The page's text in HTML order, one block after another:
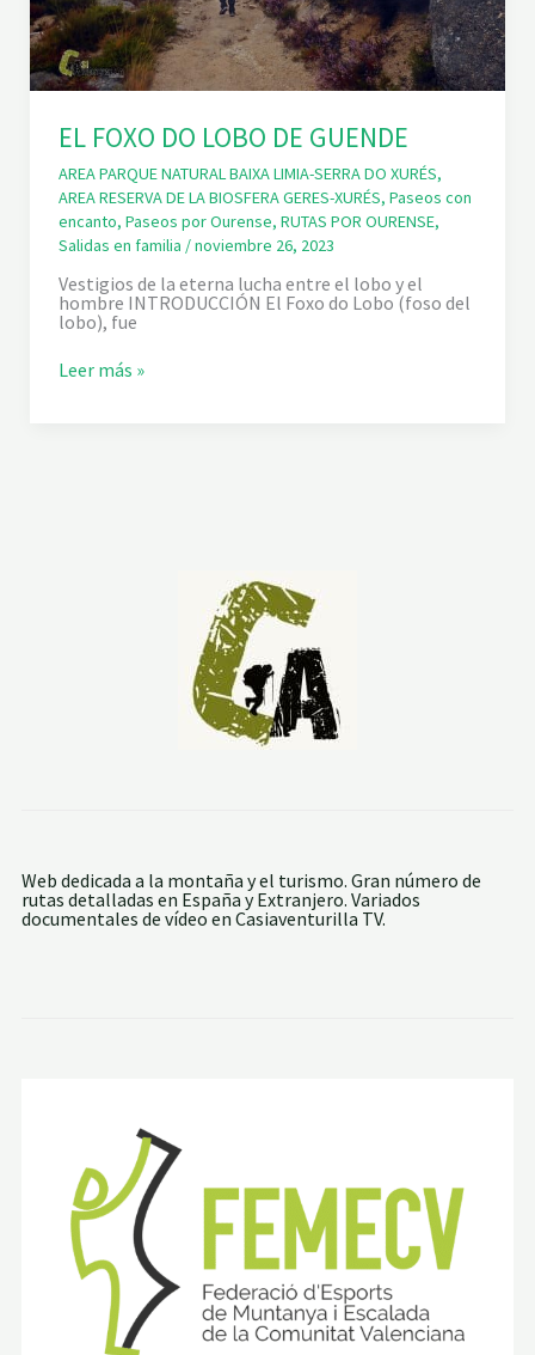
EL FOXO DO LOBO DE GUENDE
AREA PARQUE NATURAL BAIXA LIMIA-SERRA DO XURÉS,
AREA RESERVA DE LA BIOSFERA GERES-XURÉS, Paseos con
encanto, Paseos por Ourense, RUTAS POR OURENSE,
Salidas en familia /noviembre 26, 2023
Vestigios de la eterna lucha entre el lobo y el
hombre INTRODUCCIÓN El Foxo do Lobo (foso del
lobo), fue
E
Leer más »
Web dedicada a la montaña y el turismo. Gran número de
rutas detalladas en España y Extranjero. Variados
documentales de vídeo en Casiaventurilla TV.